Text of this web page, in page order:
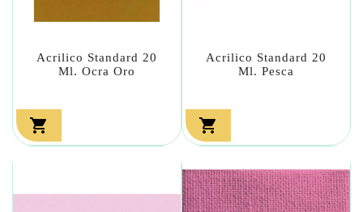
Acrilico Standard 20
Ml. Ocra Oro

Acrilico Standard 20
Ml. Pesca
